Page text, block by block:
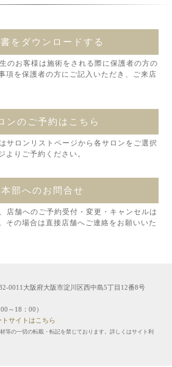
をダウンロードする
のお客様は施術をされる際に保護者の方の
項を保護者の方にご記入いただき、ご来店
ンのご予約はこちら
サロンリストページから各サロンをご選択
よりご予約ください。
本部へのお問合せ
店舗へのご予約受付・変更・キャンセルは
その場合は直接店舗へご連絡をお願いいた
0011大阪府大阪市淀川区西中島5丁目12番8号
～18：00）
サイトはこちら
等の一切の転載・転記を禁じております。詳しくはサイト利